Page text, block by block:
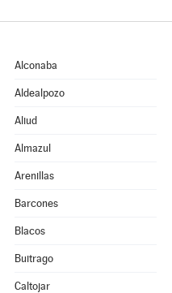
Alconaba
Aldealpozo
Aliud
Almazul
Arenillas
Barcones
Blacos
Buitrago
Caltojar